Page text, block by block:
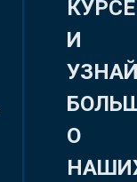
КУРСЕ
И
О